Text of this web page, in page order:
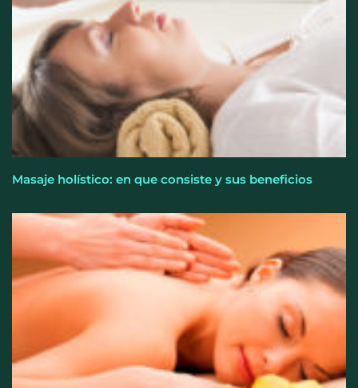
‘pérdida de peso’, según Distrito Estudio
Masaje holístico: en que consiste y sus beneficios